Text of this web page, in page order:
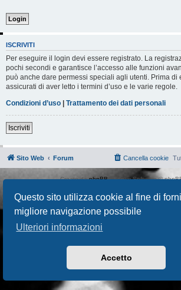
Questo sito utilizza cookie al fine di
migliore navigazione possibile
Ulteriori informazioni
Accetto
ISCRIVITI
Per eseguire il login devi essere registrato. La
pochi secondi e garantisce l’accesso alle funzioni
può anche dare permessi speciali agli utenti. Prima di
assicurati di aver letto i termini d’uso e le varie regole.
Condizioni d’uso
Trattamento dei dati personali
Iscriviti
Sito Web Forum Cancella cookie
Creato daphpBB® Forum Software ©
AIF_COPYRIGHT
Privacy| Condizioni